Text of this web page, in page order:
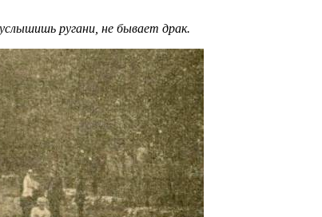
ругани, не бывает драк.